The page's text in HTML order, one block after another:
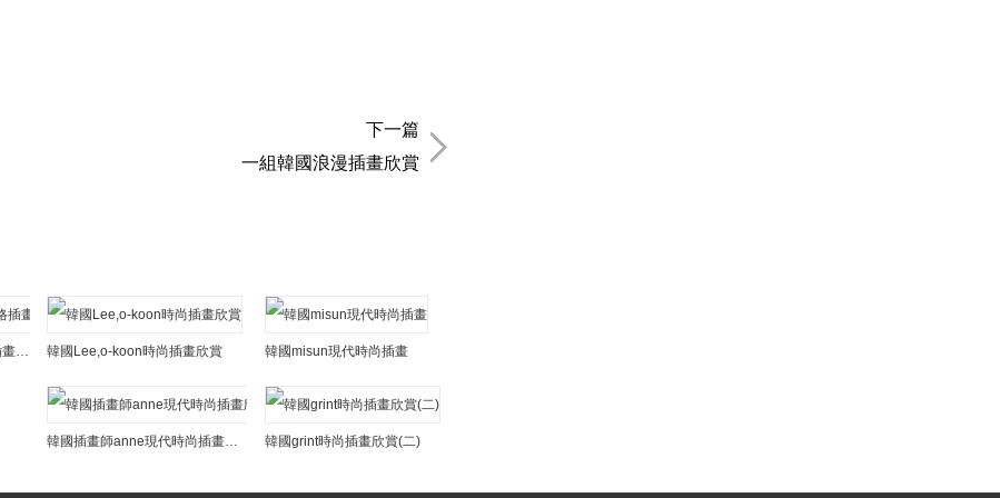
下一篇
一組韓國浪漫插畫欣賞
韓國Lee,o-koon時尚插畫欣賞 韓國misun現代時尚插畫
韓國grint時尚插畫欣賞(二)